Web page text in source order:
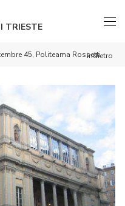
TRIESTE
indietro
45, Politeama Rossetti